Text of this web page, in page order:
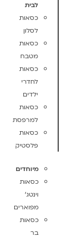
לבית
כסאות
לסלון
כסאות
מטבח
כסאות
לחדרי
ילדים
כסאות
למרפסת
כסאות
פלסטיק
מיוחדים
כסאות
וינטג'
מפוארים
כסאות
בר